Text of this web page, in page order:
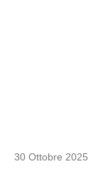
30 Ottobre 2025